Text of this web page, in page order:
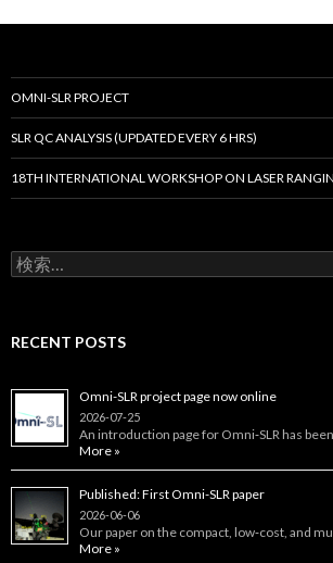
OMNI-SLR PROJECT
SLR QC ANALYSIS (UPDATED EVERY 6 HRS)
18TH INTERNATIONAL WORKSHOP ON LASER
検
索:
RECENT POSTS
Omni-SLR project page now online
2026-07-25
An introduction page for Omni‑SLR has
More »
Published: First Omni-SLR paper
2026-06-06
Our paper on the compact, low‑cost, and
More »